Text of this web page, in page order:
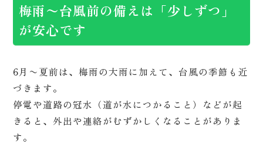
梅雨〜台風前の備えは「少しずつ」
が安心です
6月〜夏前は、梅雨の大雨に加えて、台風の季節も近
づきます。
停電や道路の冠水（道が水につかること）などが起
きると、外出や連絡がむずかしくなることがありま
す。